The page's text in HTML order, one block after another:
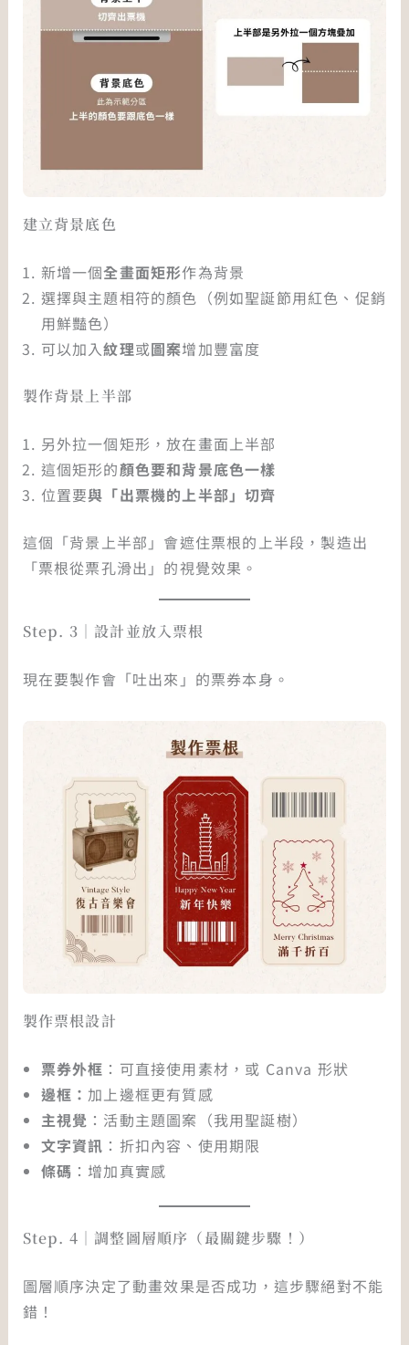
建立背景底色
新增一個全畫面矩形作為背景
選擇與主題相符的顏色（例如聖誕節用紅色、促銷
用鮮豔色）
可以加入紋理或圖案增加豐富度
製作背景上半部
另外拉一個矩形，放在畫面上半部
這個矩形的顏色要和背景底色一樣
位置要與「出票機的上半部」切齊
這個「背景上半部」會遮住票根的上半段，製造出
「票根從票孔滑出」的視覺效果。
Step. 3｜設計並放入票根
現在要製作會「吐出來」的票券本身。
製作票根設計
票券外框 ：可直接使用素材，或 Canva 形狀
邊框： 加上邊框更有質感
主視覺 ：活動主題圖案（我用聖誕樹）
文字資訊 ：折扣內容、使用期限
條碼 ：增加真實感
Step. 4｜調整圖層順序（最關鍵步驟！）
圖層順序決定了動畫效果是否成功，這步驟絕對不能
錯！